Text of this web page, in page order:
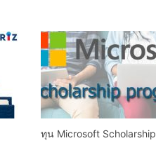
ทุน Microsoft Scholarship